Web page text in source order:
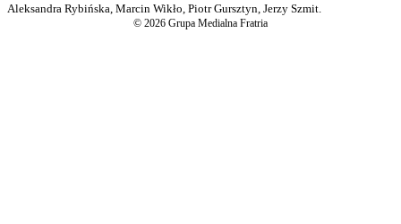
Aleksandra Rybińska, Marcin Wikło, Piotr Gursztyn, Jerzy Szmit.
© 2026 Grupa Medialna Fratria